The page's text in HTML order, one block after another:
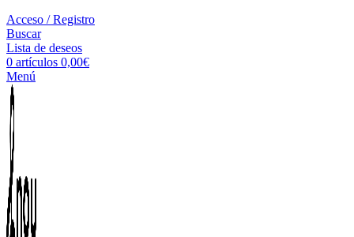
Acceso / Registro
Buscar
Lista de deseos
0 artículos 0,00€
Menú